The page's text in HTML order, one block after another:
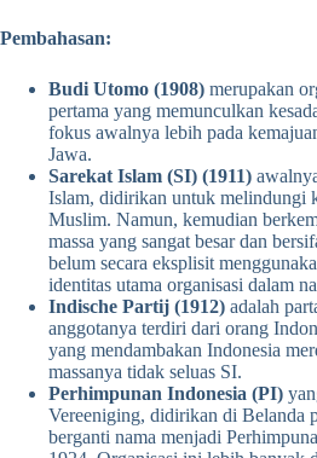
Pembahasan:
Budi Utomo (1908) merupakan
pertama yang memunculkan
fokus awalnya lebih pada
Jawa.
Sarekat Islam (SI) (1911)
Islam, didirikan untuk melindungi
Muslim. Namun, kemudian
massa yang sangat besar dan
belum secara eksplisit
identitas utama organisasi dalam
Indische Partij (1912) adalah
anggotanya terdiri dari orang
yang mendambakan Indonesia
massanya tidak seluas SI.
Perhimpunan Indonesia (PI)
Vereeniging, didirikan di Belanda
berganti nama menjadi